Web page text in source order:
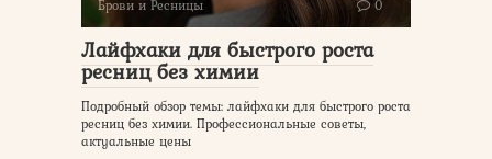
Брови и Ресницы 0
Лайфхаки для быстрого роста
ресниц без химии
Подробный обзор темы: лайфхаки для быстрого роста
ресниц без химии. Профессиональные советы,
актуальные цены